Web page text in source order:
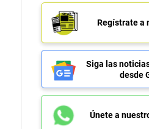
Regístrate a
Siga las
desde
Únete a